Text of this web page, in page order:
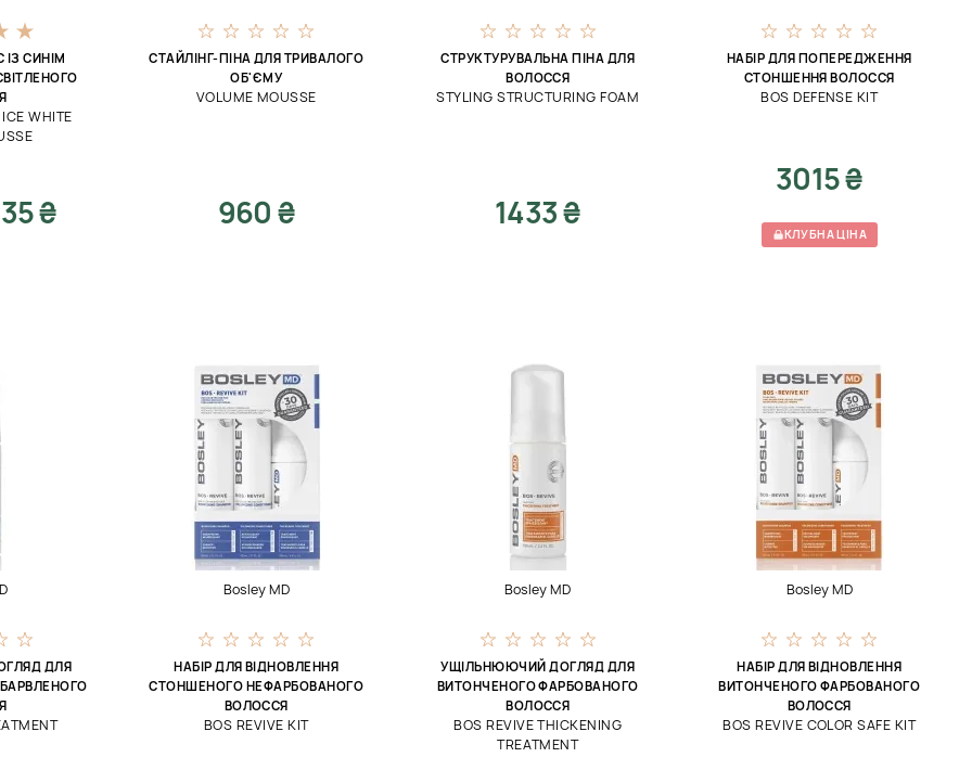
СИНІМ
WHITE
₴
СТАЙЛІНГ-ПІНА ДЛЯ ТРИВАЛОГО
ОБ'ЄМУ
VOLUME MOUSSE
960 ₴
СТРУКТУРУВАЛЬНА ПІНА ДЛЯ
ВОЛОССЯ
STYLING STRUCTURING FOAM
1433 ₴
НАБІР ДЛЯ ПОПЕРЕДЖЕННЯ
СТОНШЕННЯ ВОЛОССЯ
BOS DEFENSE KIT
3015 ₴
КЛУБНА ЦІНА
ДЛЯ
Bosley MD
НАБІР ДЛЯ ВІДНОВЛЕННЯ
СТОНШЕНОГО НЕФАРБОВАНОГО
ВОЛОССЯ
BOS REVIVE KIT
Bosley MD
УЩІЛЬНЮЮЧИЙ ДОГЛЯД ДЛЯ
ВИТОНЧЕНОГО ФАРБОВАНОГО
ВОЛОССЯ
BOS REVIVE THICKENING
TREATMENT
Bosley MD
НАБІР ДЛЯ ВІДНОВЛЕННЯ
ВИТОНЧЕНОГО ФАРБОВАНОГО
ВОЛОССЯ
BOS REVIVE COLOR SAFE KIT